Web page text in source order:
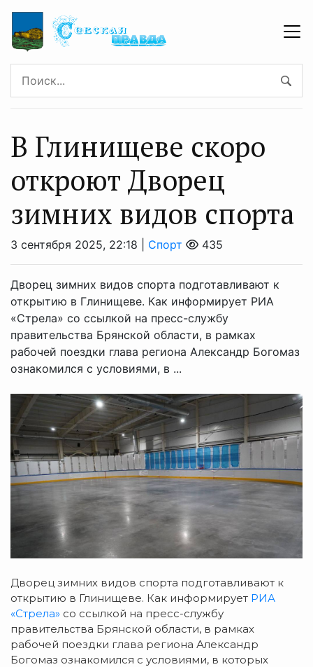
В Глинищеве скоро
откроют Дворец
зимних видов спорта
3 сентября 2025, 22:18 | Спорт 435
Дворец зимних видов спорта подготавливают к
открытию в Глинищеве. Как информирует РИА
«Стрела» со ссылкой на пресс-службу
правительства Брянской области, в рамках
рабочей поездки глава региона Александр Богомаз
ознакомился с условиями, в ...
Дворец зимних видов спорта подготавливают к
открытию в Глинищеве. Как информирует РИА
«Стрела» со ссылкой на пресс-службу
правительства Брянской области, в рамках
рабочей поездки глава региона Александр
Богомаз ознакомился с условиями, в которых